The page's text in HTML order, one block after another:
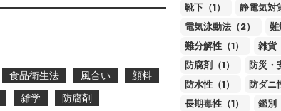
食品衛生法 風合い
顔料
雑学
防腐剤
靴下（1）
静電気対
電気泳動法（2）
難
難分解性（1）
雑貨
防腐剤（1）
防災・
防水性（1）
防ダニ
長期毒性（1）
鑑別